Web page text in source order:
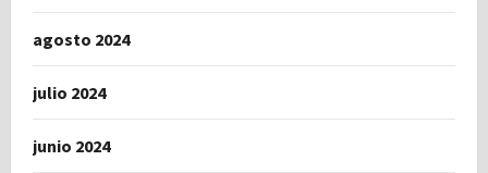
agosto 2024
julio 2024
junio 2024